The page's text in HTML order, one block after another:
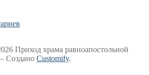
Приход храма равноапостольной
Создано Customify.